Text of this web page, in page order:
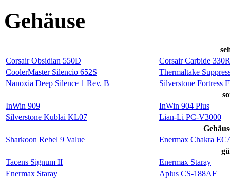
Gehäuse
Corsair Obsidian 550D
Corsair Carbide 330R
CoolerMaster Silencio 652S
Thermaltake
Nanoxia Deep Silence 1 Rev. B
Silverstone Fortress
InWin 909
InWin 904 Plus
Silverstone Kublai KL07
Lian-Li PC-V3000
Sharkoon Rebel 9 Value
Enermax Chakra
Tacens Signum II
Enermax Staray
Enermax Staray
Aplus CS-188AF